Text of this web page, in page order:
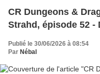
CR Dungeons &
Strahd, épisode 52 -
Publié le 30/06/2026 à 08:54
Par Nébal